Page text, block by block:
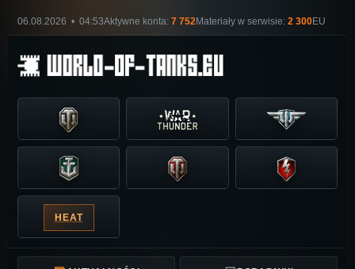
06.08.2026 • 04:53Aktywne konta: 7 752Materiały w serwisie: 2 300EU
HEAT